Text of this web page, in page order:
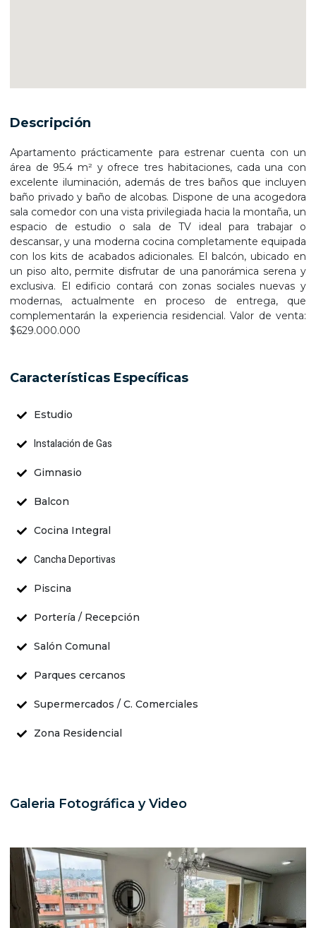
Descripción
Apartamento prácticamente para estrenar cuenta con un
área de 95.4 m² y ofrece tres habitaciones, cada una con
excelente iluminación, además de tres baños que incluyen
baño privado y baño de alcobas. Dispone de una acogedora
sala comedor con una vista privilegiada hacia la montaña, un
espacio de estudio o sala de TV ideal para trabajar o
descansar, y una moderna cocina completamente equipada
con los kits de acabados adicionales. El balcón, ubicado en
un piso alto, permite disfrutar de una panorámica serena y
exclusiva. El edificio contará con zonas sociales nuevas y
modernas, actualmente en proceso de entrega, que
complementarán la experiencia residencial. Valor de venta:
$629.000.000
Características Específicas
Estudio
Instalación de Gas
Gimnasio
Balcon
Cocina Integral
Cancha Deportivas
Piscina
Portería / Recepción
Salón Comunal
Parques cercanos
Supermercados / C. Comerciales
Zona Residencial
Galeria Fotográfica y Video